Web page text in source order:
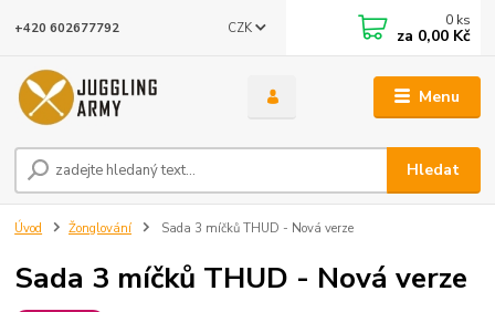
Menu
CZK
Hledat
+420 602677792 0 ks
za 0,00 Kč
Úvod Žonglování Sada 3 míčků THUD - Nová verze
Sada 3 míčků THUD - Nová verze